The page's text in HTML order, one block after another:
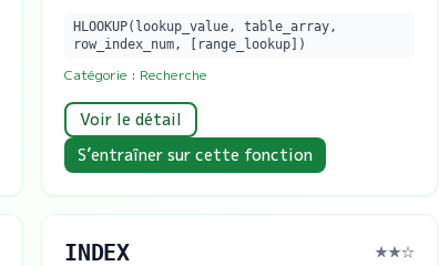
HLOOKUP(lookup_value, table_array,
row_index_num, [range_lookup])
Catégorie : Recherche
Voir le détail
S’entraîner sur cette fonction
INDEX ★★☆